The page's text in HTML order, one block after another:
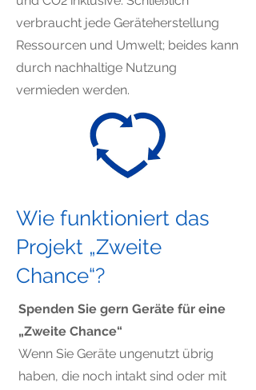
verbraucht jede Geräteherstellung
Ressourcen und Umwelt; beides kann
durch nachhaltige Nutzung
vermieden werden.
Wie funktioniert das
Projekt „Zweite
Chance“?
Spenden Sie gern Geräte für eine
„Zweite Chance“
Wenn Sie Geräte ungenutzt übrig
haben, die noch intakt sind oder mit